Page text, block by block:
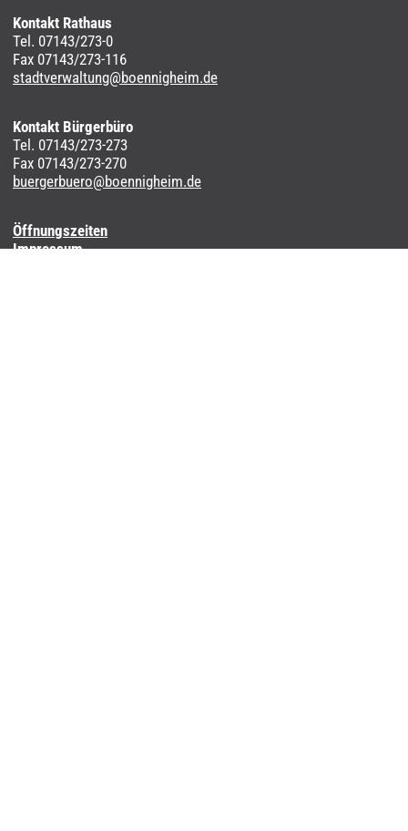
Kontakt Rathaus
Tel. 07143/273-0
Fax 07143/273-116
stadtverwaltung@boennigheim.de
Kontakt Bürgerbüro
Tel. 07143/273-273
Fax 07143/273-270
buergerbuero@boennigheim.de
Öffnungszeiten
Impressum